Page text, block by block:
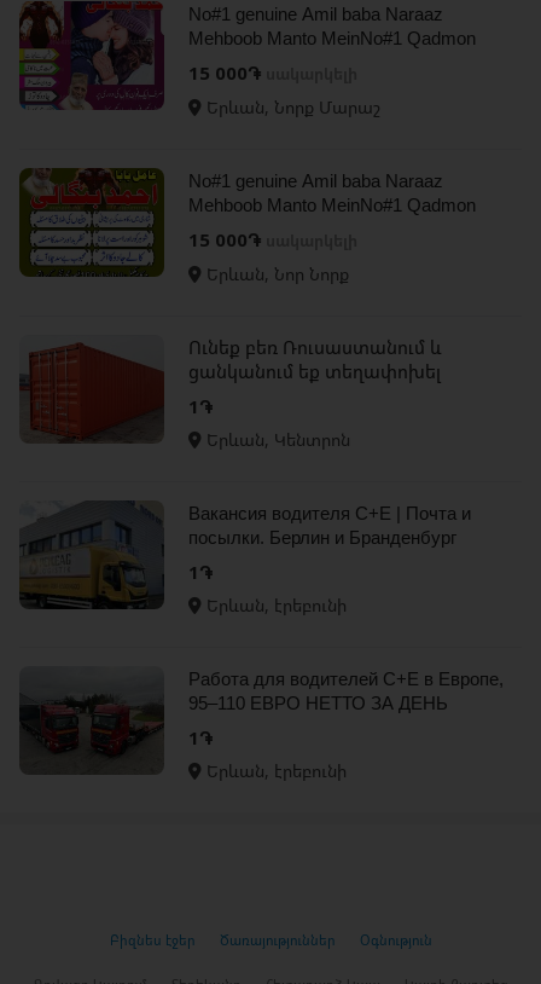
No#1 genuine Amil baba Naraaz
Mehboob Manto MeinNo#1 Qadmon
Mein | LoveMarriage Specialist Amil
UK13
15 000֏
Երևան, Նորք Մարաշ
No#1 genuine Amil baba Naraaz
Mehboob Manto MeinNo#1 Qadmon
Mein | Love Marriage Specialist Amil
UK2
15 000֏
Երևան, Նոր Նորք
Ունեք բեռ Ռուսաստանում և
ցանկանում եք տեղափոխել
Հայաստան,ապա դիմեք մեզ
1֏
Երևան, Կենտրոն
Вакансия водителя C+E | Почта и
посылки. Берлин и Бранденбург
1֏
Երևան, էրեբունի
Работа для водителей C+E в Европе,
95–110 ЕВРО НЕТТО ЗА ДЕНЬ
1֏
Երևան, էրեբունի
Բիզնես էջեր Ծառայություններ Օգնություն